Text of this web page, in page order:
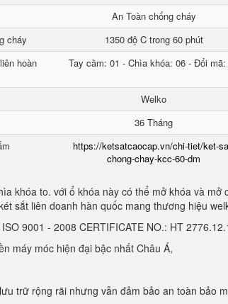
An Toàn chống cháy
cháy
1350 độ C trong 60 phút
hoàn
Tay cầm: 01 - Chìa khóa: 06 - Đổi
Welko
36 Tháng
https://ketsatcaocap.vn/chi-tiet/ket-
chong-chay-kcc-60-dm
khóa to. với ổ khóa này có thể mở khóa và mở
sắt liên doanh hàn quốc mang thương hiệu
9001 - 2008 CERTIFICATE NO.: HT
máy móc hiện đại bậc nhất Châu Á,
trữ rộng rãi nhưng vẫn đảm bảo an toàn bảo